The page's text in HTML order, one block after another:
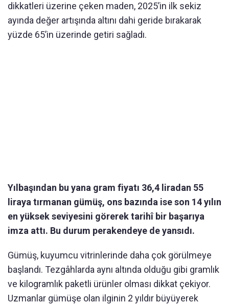
dikkatleri üzerine çeken maden, 2025’in ilk sekiz
ayında değer artışında altını dahi geride bırakarak
yüzde 65’in üzerinde getiri sağladı.
Yılbaşından bu yana gram fiyatı 36,4 liradan 55
liraya tırmanan gümüş, ons bazında ise son 14 yılın
en yüksek seviyesini görerek tarihî bir başarıya
imza attı. Bu durum perakendeye de yansıdı.
Gümüş, kuyumcu vitrinlerinde daha çok görülmeye
başlandı. Tezgâhlarda aynı altında olduğu gibi gramlık
ve kilogramlık paketli ürünler olması dikkat çekiyor.
Uzmanlar gümüşe olan ilginin 2 yıldır büyüyerek